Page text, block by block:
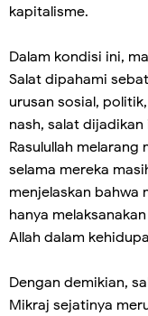
kapitalisme.
Dalam kondisi ini,
Salat dipahami
urusan sosial,
nash, salat
Rasulullah
selama mereka
menjelaskan bahwa
hanya
Allah dalam
Dengan demikian,
Mikraj sejatinya